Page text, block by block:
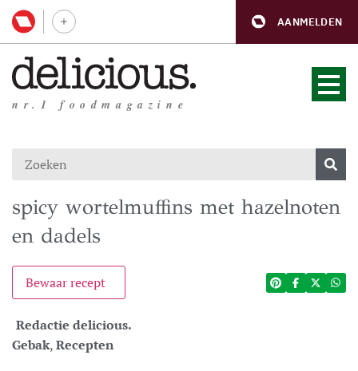
AANMELDEN
nr.1 foodmagazine
spicy wortelmuffins met hazelnoten
en dadels
Bewaar recept
Redactie delicious.
Gebak,Recepten